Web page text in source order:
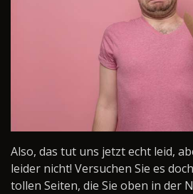
Also, das tut uns jetzt echt leid,
leider nicht! Versuchen Sie es
tollen Seiten, die Sie oben in der